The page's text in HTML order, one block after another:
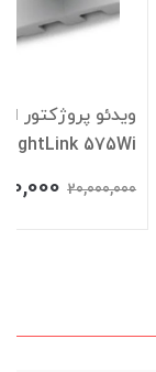
ویدئو پروژکتور
575Wi
20,000,000